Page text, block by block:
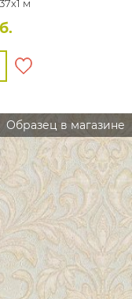
м
Образец в магазине